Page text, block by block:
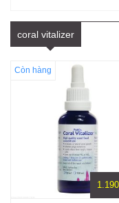
coral vitalizer
Còn hàng